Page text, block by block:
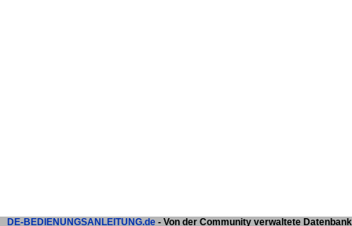
DE-BEDIENUNGSANLEITUNG.de- Von der Community verwaltete Datenbank